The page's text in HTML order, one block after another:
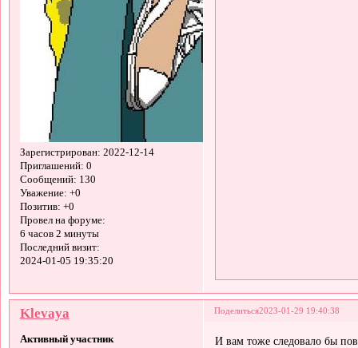
Зарегистрирован: 2022-12-14
Приглашений: 0
Сообщений: 130
Уважение: +0
Позитив: +0
Провел на форуме:
6 часов 2 минуты
Последний визит:
2024-01-05 19:35:20
Поделиться2023-01-29 19:40:38
Klevaya
Активный участник
И вам тоже следовало бы